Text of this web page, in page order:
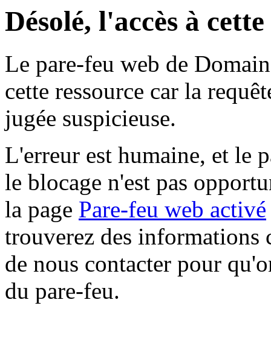
Désolé, l'accès à
Le pare-feu web de
cette ressource car la
jugée suspicieuse.
L'erreur est humaine, et le
le blocage n'est pas
la page Pare-feu web activé
trouverez des informations
de nous contacter pour
du pare-feu.